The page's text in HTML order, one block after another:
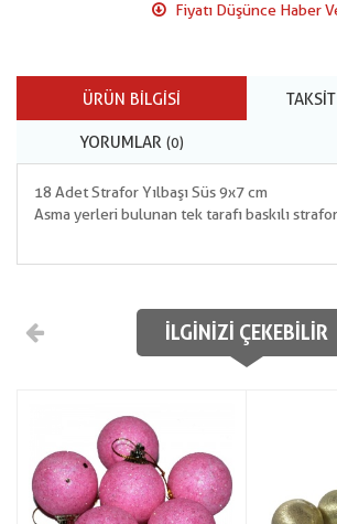
Fiyatı Düşünce Haber
ÜRÜN BILGISI
YORUMLAR (0)
18 Adet Strafor Yılbaşı Süs 9x7 cm
Asma yerleri bulunan tek tarafı baskılı
İLGINIZI ÇEKEBILIR